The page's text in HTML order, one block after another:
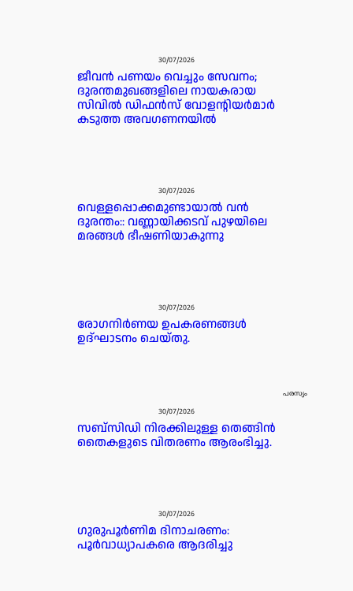
30/07/2026
ജീവൻ പണയം വെച്ചും സേവനം;
ദുരന്തമുഖങ്ങളിലെ നായകരായ
സിവിൽ ഡിഫൻസ് വോളന്റിയർമാർ
കടുത്ത അവഗണനയിൽ
30/07/2026
വെള്ളപ്പൊക്കമുണ്ടായാൽ വൻ
ദുരന്തം:: വണ്ണായിക്കടവ് പുഴയിലെ
മരങ്ങൾ ഭീഷണിയാകുന്നു
30/07/2026
രോഗനിർണയ ഉപകരണങ്ങൾ
ഉദ്ഘാടനം ചെയ്തു.
പരസ്യം
30/07/2026
സബ്സിഡി നിരക്കിലുള്ള തെങ്ങിൻ
തൈകളുടെ വിതരണം ആരംഭിച്ചു.
30/07/2026
ഗുരുപൂർണിമ ദിനാചരണം:
പൂർവാധ്യാപകരെ ആദരിച്ചു